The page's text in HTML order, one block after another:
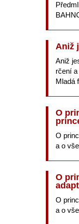
Aniž
Aniž
rčení
Mladá
O
O
a o
O
O
a o